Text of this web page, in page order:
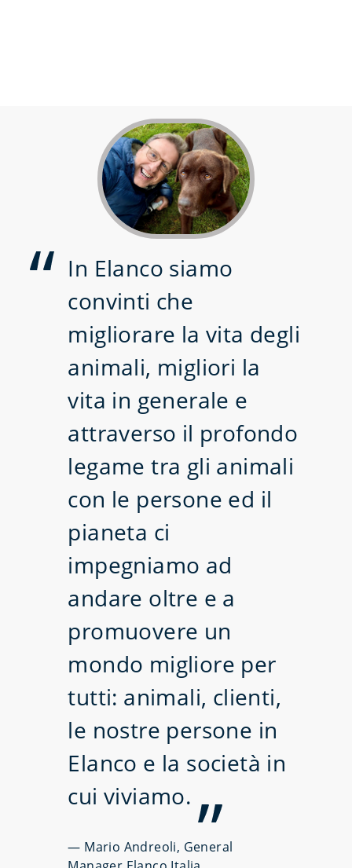
In Elanco siamo
convinti che
migliorare la vita degli
animali, migliori la
vita in generale e
attraverso il profondo
legame tra gli animali
con le persone ed il
pianeta ci
impegniamo ad
andare oltre e a
promuovere un
mondo migliore per
tutti: animali, clienti,
le nostre persone in
Elanco e la società in
cuiviviamo.
— Mario Andreoli, General